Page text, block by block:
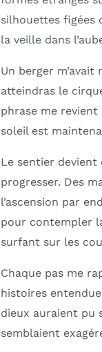
silhouettes figées
la veille dans
Un berger
atteindras le
phrase me revient
soleil est
Le sentier
progresser. Des
l’ascension par
pour contempler
surfant sur les
Chaque pas me
histoires
dieux auraient pu
semblaient